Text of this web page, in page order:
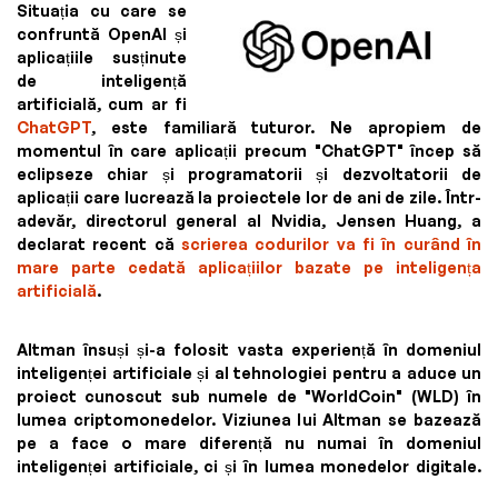
Situația cu care se
confruntă OpenAI și
aplicațiile susținute
de inteligență
artificială, cum ar fi
ChatGPT, este familiară tuturor. Ne apropiem de
momentul în care aplicații precum "ChatGPT" încep să
eclipseze chiar și programatorii și dezvoltatorii de
aplicații care lucrează la proiectele lor de ani de zile. Într-
adevăr, directorul general al Nvidia, Jensen Huang, a
declarat recent că scrierea codurilor va fi în curând în
mare parte cedată aplicațiilor bazate pe inteligența
artificială.
Altman însuși și-a folosit vasta experiență în domeniul
inteligenței artificiale și al tehnologiei pentru a aduce un
proiect cunoscut sub numele de "WorldCoin" (WLD) în
lumea criptomonedelor. Viziunea lui Altman se bazează
pe a face o mare diferență nu numai în domeniul
inteligenței artificiale, ci și în lumea monedelor digitale.